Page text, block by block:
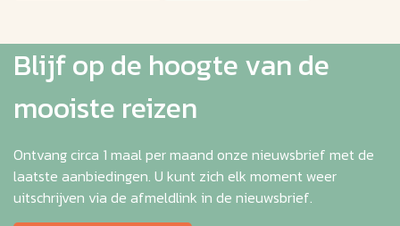
Blijf op de hoogte van de
mooiste reizen
Ontvang circa 1 maal per maand onze nieuwsbrief met de
laatste aanbiedingen. U kunt zich elk moment weer
uitschrijven via de afmeldlink in de nieuwsbrief.